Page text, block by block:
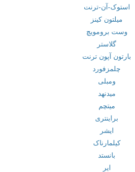
استوک-آن-ترنت
میلتون کینز
وست برومویچ
گلاستر
بارتون آپون ترنت
چلمزفورد
ومبلی
میدنهد
میتچم
براینتری
ایشر
کیلمارناک
بانستد
ایر